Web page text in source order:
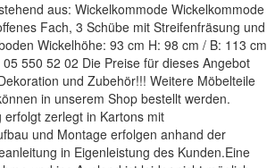
aus: Wickelkommode Wickelkommode
Fach, 3 Schübe mit Streifenfräsung und
Wickelhöhe: 93 cm H: 98 cm / B: 113 cm
550 52 02 Die Preise für dieses Angebot
und Zubehör!!! Weitere Möbelteile
in unserem Shop bestellt werden.
erfolgt zerlegt in Kartons mit
und Montage erfolgen anhand der
in Eigenleistung des Kunden.Eine